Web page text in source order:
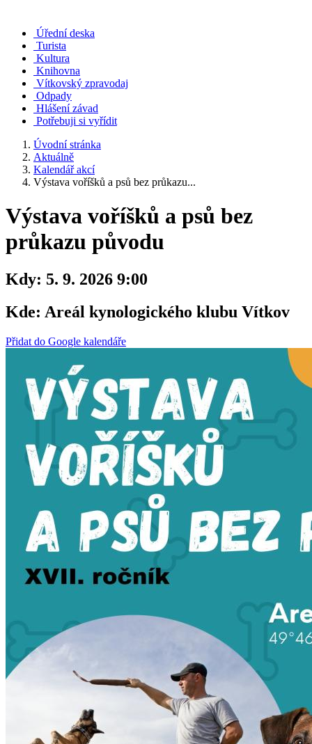
Úřední deska
Turista
Kultura
Knihovna
Vítkovský zpravodaj
Odpady
Hlášení závad
Potřebuji si vyřídit
Úvodní stránka
Aktuálně
Kalendář akcí
Výstava voříšků a psů bez průkazu...
Výstava voříšků a psů bez
průkazu původu
Kdy: 5. 9. 2026 9:00
Kde: Areál kynologického klubu Vítkov
Přidat do Google kalendáře